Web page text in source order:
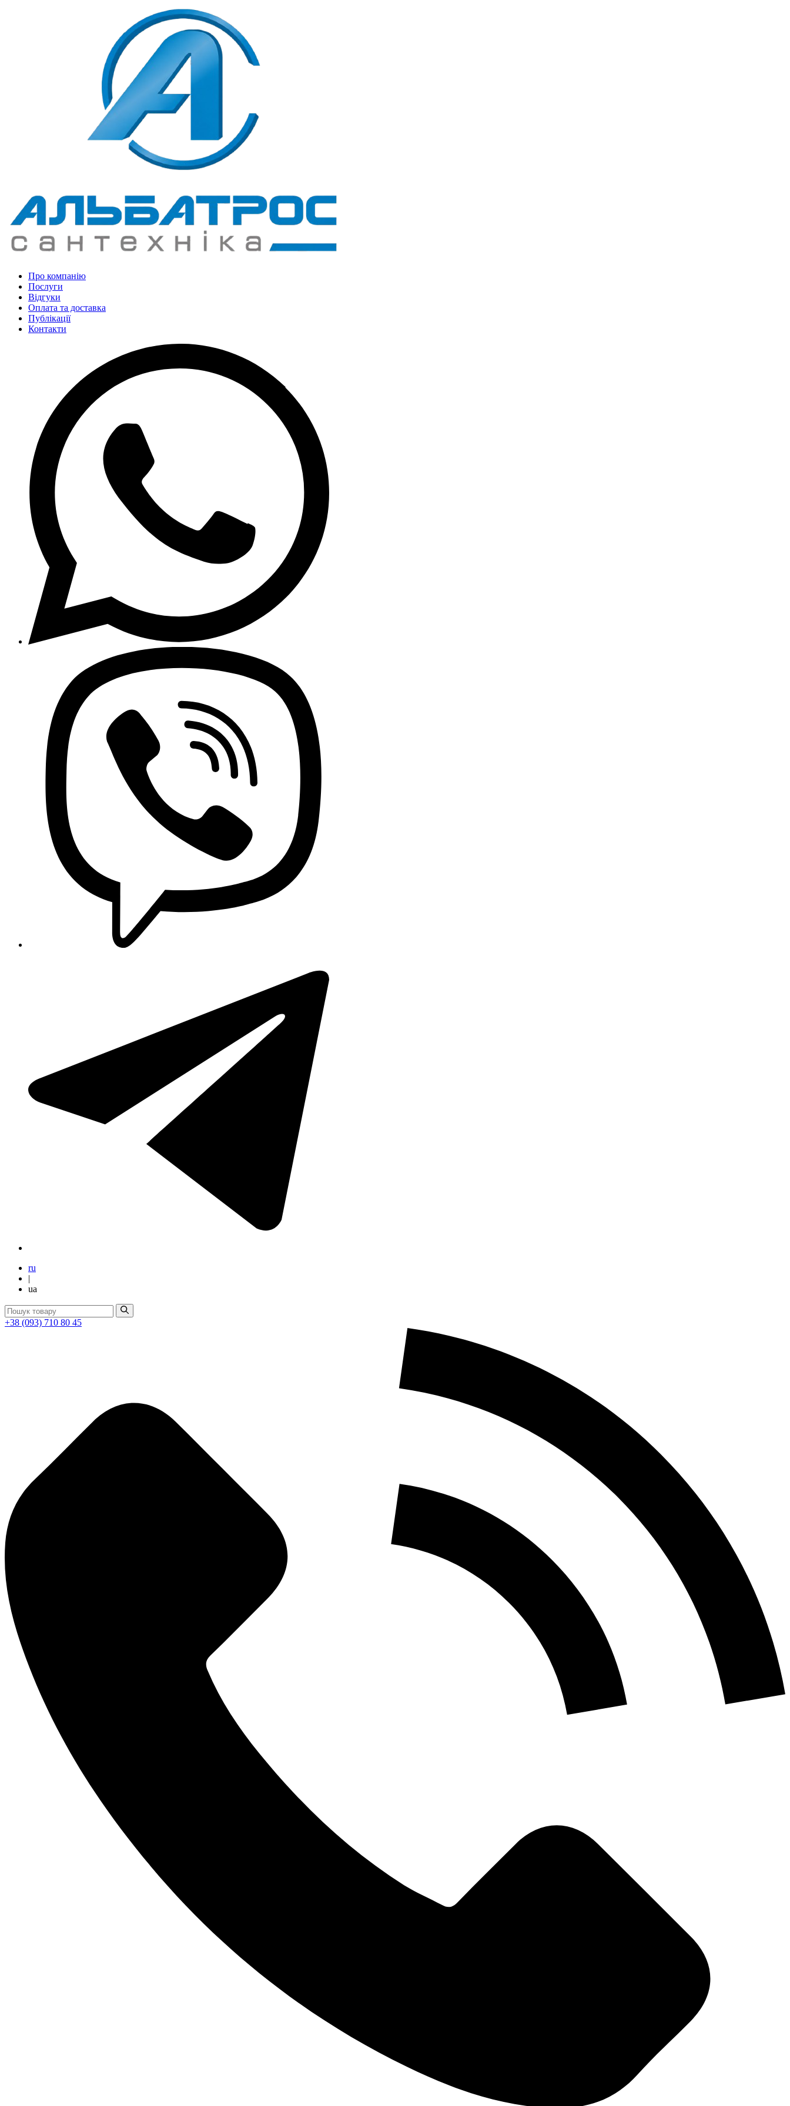
Про компанію
Послуги
Відгуки
Оплата та доставка
Публікації
Контакти
ru
|
ua
+38 (093) 710 80 45